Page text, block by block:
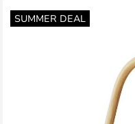
SUMMER DEAL
Zum
Ende